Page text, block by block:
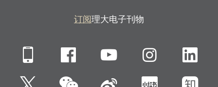
订阅理大电子刊物
Mobile FacebookYouTube
微信